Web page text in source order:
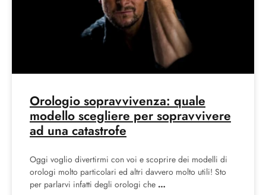
Orologio sopravvivenza: quale
modello scegliere per sopravvivere
ad una catastrofe
Oggi voglio divertirmi con voi e scoprire dei modelli di
orologi molto particolari ed altri davvero molto utili! Sto
per parlarvi infatti degli orologi che